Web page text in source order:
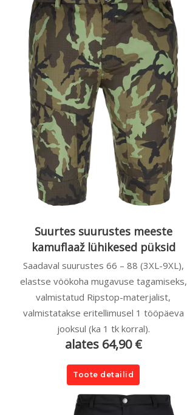
Suurtes suurustes meeste
kamuflaaž lühikesed püksid
Saadaval suurustes 66 – 88 (3XL-9XL),
elastse vöökoha mugavuse tagamiseks,
valmistatud Ripstop-materjalist,
valmistatakse eritellimusel 1 tööpäeva
jooksul (ka 1 tk korral).
alates 64,90 €
Toote detailid